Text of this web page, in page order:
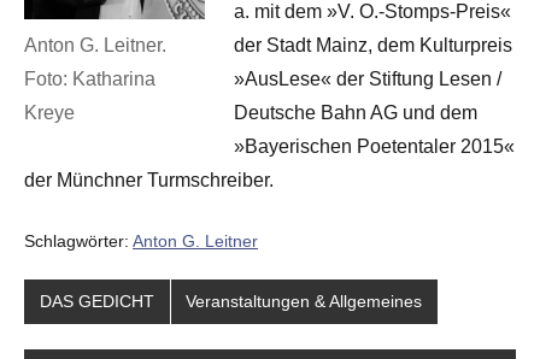
Anton G. Leitner.
Foto: Katharina
Kreye
a. mit dem »V. O.-Stomps-Preis«
der Stadt Mainz, dem Kulturpreis
»AusLese« der Stiftung Lesen /
Deutsche Bahn AG und dem
»Bayerischen Poetentaler 2015«
der Münchner Turmschreiber.
Schlagwörter: Anton G. Leitner
DAS GEDICHT Veranstaltungen & Allgemeines